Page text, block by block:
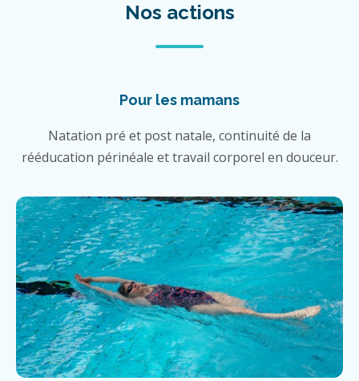
Nos actions
Pour les mamans
Natation pré et post natale, continuité de la
rééducation périnéale et travail corporel en douceur.